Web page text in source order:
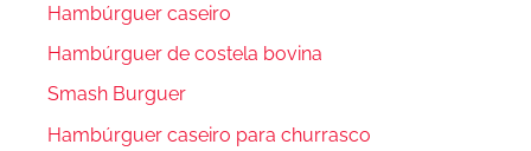
Hambúrguer caseiro
Hambúrguer de costela bovina
Smash Burguer
Hambúrguer caseiro para churrasco